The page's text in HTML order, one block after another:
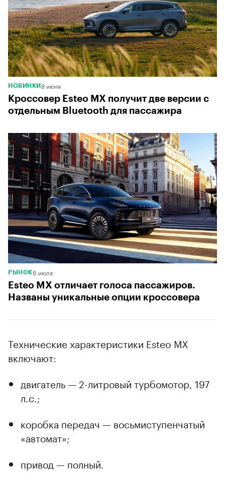
НОВИНКИ 8 июня
Кроссовер Esteo МХ получит две версии с
отдельным Bluetooth для пассажира
РЫНОК6 июля
Esteo MX отличает голоса пассажиров.
Названы уникальные опции кроссовера
Технические характеристики Esteo MX
включают:
двигатель — 2-литровый турбомотор, 197
л.с.;
коробка передач — восьмиступенчатый
«автомат»;
привод — полный.